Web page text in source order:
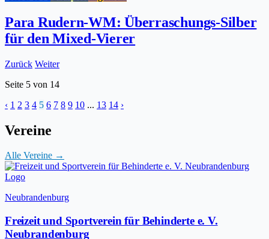
Para Rudern-WM: Überraschungs-Silber
für den Mixed-Vierer
Zurück Weiter
Seite 5 von 14
‹ 1 2 3 4 5 6 7 8 9 10 ... 13 14 ›
Vereine
Alle Vereine →
Neubrandenburg
Freizeit und Sportverein für Behinderte e. V.
Neubrandenburg